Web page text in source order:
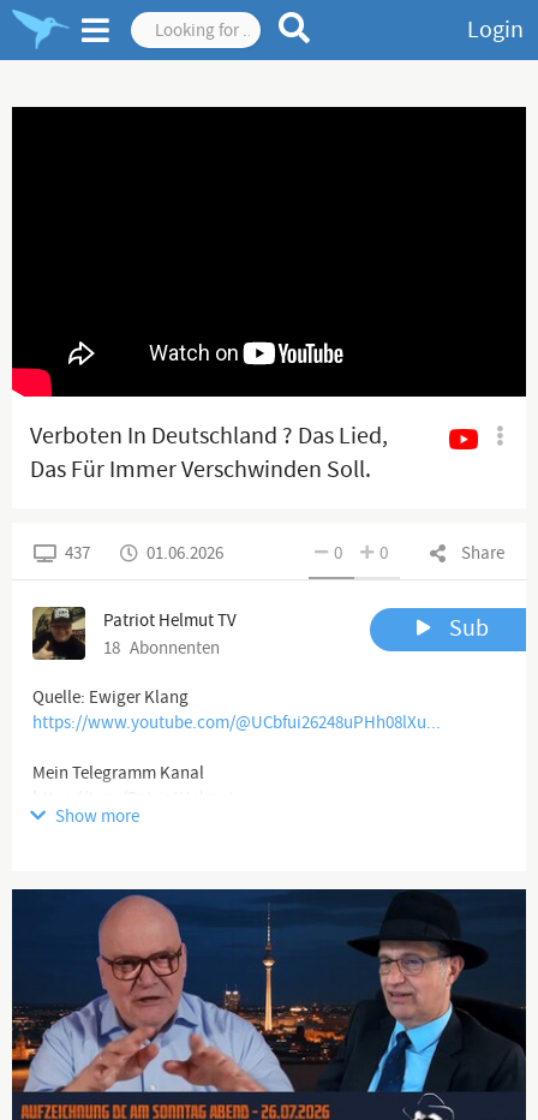
Login
Verboten In Deutschland ? Das Lied,
Das Für Immer Verschwinden Soll.
Share
0 0
437 01.06.2026
Patriot Helmut TV
18 Abonnenten
Sub
https://www.youtube.com/@UCbfui26248uPHh08lXu...
https://t.me/PatriotHelmut
Legasthenieker und Patriot
Heimat Liebe, 💙AFD💙, Herzensmenschen und Freidenker
Hasse links Grünen Faschismus und Terrorismus Welt Weit
Show more